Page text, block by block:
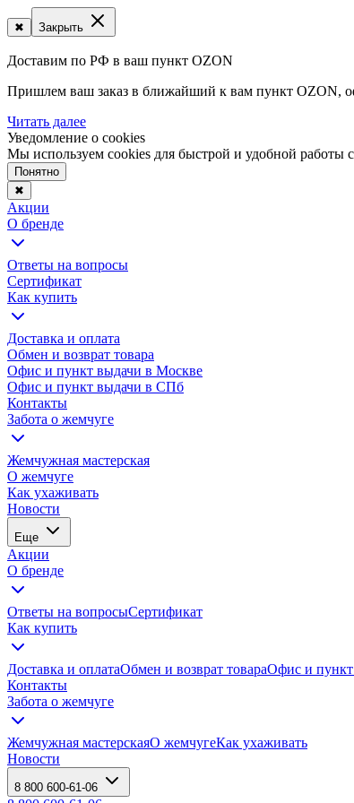
✖ Закрыть
Доставим по РФ в ваш пункт OZON
Пришлем ваш заказ в ближайший к вам пункт OZON,
Читать далее
Мы используем cookies для быстрой и удобной работы
Понятно
✖
Акции
О бренде
Ответы на вопросы
Сертификат
Как купить
Доставка и оплата
Обмен и возврат товара
Офис и пункт выдачи в Москве
Офис и пункт выдачи в СПб
Контакты
Забота о жемчуге
Жемчужная мастерская
О жемчуге
Как ухаживать
Новости
Еще
Акции
О бренде